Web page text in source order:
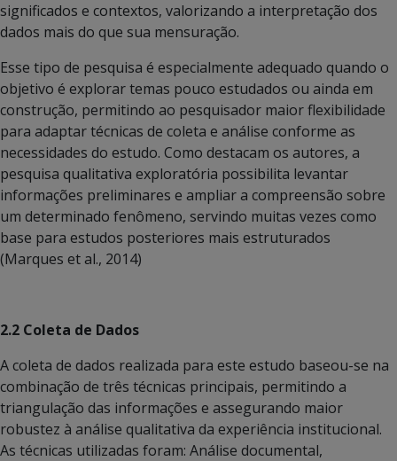
significados e contextos, valorizando a interpretação dos
dados mais do que sua mensuração.
Esse tipo de pesquisa é especialmente adequado quando o
objetivo é explorar temas pouco estudados ou ainda em
construção, permitindo ao pesquisador maior flexibilidade
para adaptar técnicas de coleta e análise conforme as
necessidades do estudo. Como destacam os autores, a
pesquisa qualitativa exploratória possibilita levantar
informações preliminares e ampliar a compreensão sobre
um determinado fenômeno, servindo muitas vezes como
base para estudos posteriores mais estruturados
(Marques et al., 2014)
2.2 Coleta de Dados
A coleta de dados realizada para este estudo baseou-se na
combinação de três técnicas principais, permitindo a
triangulação das informações e assegurando maior
robustez à análise qualitativa da experiência institucional.
As técnicas utilizadas foram: Análise documental,